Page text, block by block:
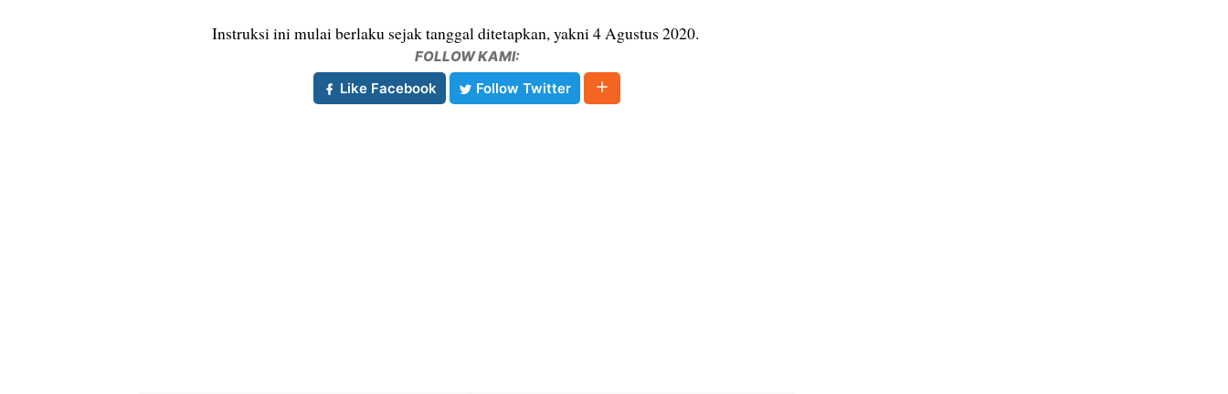
Instruksi ini mulai berlaku sejak tanggal ditetapkan, yakni 4 Agustus 2020.
FOLLOW KAMI:
Like Facebook
Follow Twitter